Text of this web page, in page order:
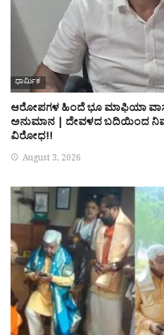
ಧಾರ್ಮಿಕ
ಆರೋಪಗಳ ಹಿಂದೆ ಭೂ ಮಾಫಿಯಾ
ಅನುಮಾನ | ದೇವಳದ ಬದಿಯಿಂದ
ವಿರೋಧ!!
August 3, 2026